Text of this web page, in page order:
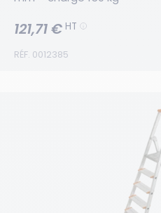
RÉF. 0012385
121,71 € HT